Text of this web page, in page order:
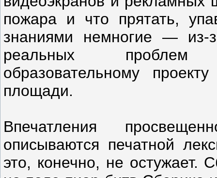
пожара и что прятать,
знаниями немногие — из-
реальных проблем
образовательному
площади.
Впечатления
описываются печатной
это, конечно, не остужает.